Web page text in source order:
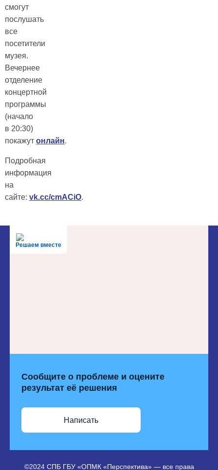
смогут
послушать
все
посетители
музея.
Вечернее
отделение
концертной
программы
(начало
в 20:30)
покажут онлайн.
Подробная
информация
на
сайте: vk.cc/cmACiO.
Решаем вместе
Сообщите о проблеме и оцените
результат её решения
Написать
©2024 СПБ ГБУ «ОПМК «Перспектива» — все права